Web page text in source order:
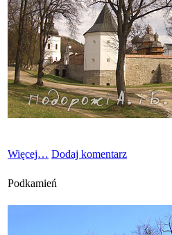
Więcej… Dodaj komentarz
Podkamień